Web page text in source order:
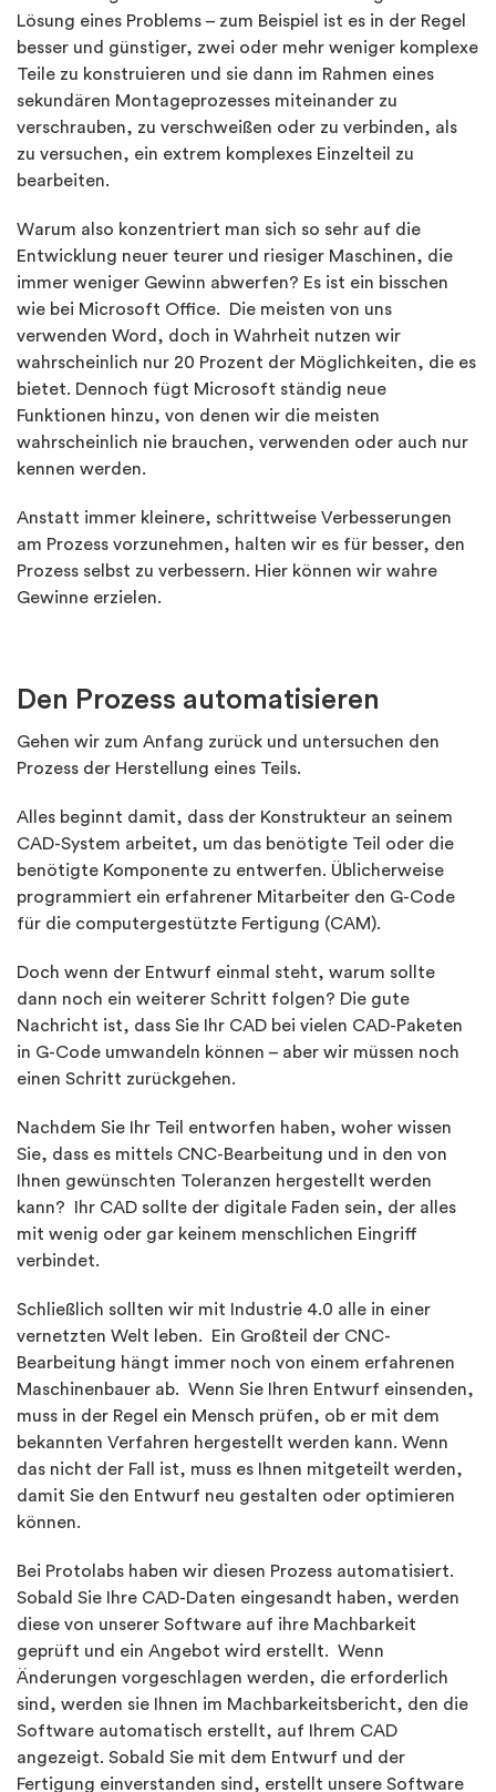
Lösung eines Problems – zum Beispiel ist es in der Regel
besser und günstiger, zwei oder mehr weniger komplexe
Teile zu konstruieren und sie dann im Rahmen eines
sekundären Montageprozesses miteinander zu
verschrauben, zu verschweißen oder zu verbinden, als
zu versuchen, ein extrem komplexes Einzelteil zu
bearbeiten.
Warum also konzentriert man sich so sehr auf die
Entwicklung neuer teurer und riesiger Maschinen, die
immer weniger Gewinn abwerfen? Es ist ein bisschen
wie bei Microsoft Office. Die meisten von uns
verwenden Word, doch in Wahrheit nutzen wir
wahrscheinlich nur 20 Prozent der Möglichkeiten, die es
bietet. Dennoch fügt Microsoft ständig neue
Funktionen hinzu, von denen wir die meisten
wahrscheinlich nie brauchen, verwenden oder auch nur
kennen werden.
Anstatt immer kleinere, schrittweise Verbesserungen
am Prozess vorzunehmen, halten wir es für besser, den
Prozess selbst zu verbessern. Hier können wir wahre
Gewinne erzielen.
Den Prozess automatisieren
Gehen wir zum Anfang zurück und untersuchen den
Prozess der Herstellung eines Teils.
Alles beginnt damit, dass der Konstrukteur an seinem
CAD-System arbeitet, um das benötigte Teil oder die
benötigte Komponente zu entwerfen. Üblicherweise
programmiert ein erfahrener Mitarbeiter den G-Code
für die computergestützte Fertigung (CAM).
Doch wenn der Entwurf einmal steht, warum sollte
dann noch ein weiterer Schritt folgen? Die gute
Nachricht ist, dass Sie Ihr CAD bei vielen CAD-Paketen
in G-Code umwandeln können – aber wir müssen noch
einen Schritt zurückgehen.
Nachdem Sie Ihr Teil entworfen haben, woher wissen
Sie, dass es mittels CNC-Bearbeitung und in den von
Ihnen gewünschten Toleranzen hergestellt werden
kann? Ihr CAD sollte der digitale Faden sein, der alles
mit wenig oder gar keinem menschlichen Eingriff
verbindet.
Schließlich sollten wir mit Industrie 4.0 alle in einer
vernetzten Welt leben. Ein Großteil der CNC-
Bearbeitung hängt immer noch von einem erfahrenen
Maschinenbauer ab. Wenn Sie Ihren Entwurf einsenden,
muss in der Regel ein Mensch prüfen, ob er mit dem
bekannten Verfahren hergestellt werden kann. Wenn
das nicht der Fall ist, muss es Ihnen mitgeteilt werden,
damit Sie den Entwurf neu gestalten oder optimieren
können.
Bei Protolabs haben wir diesen Prozess automatisiert.
Sobald Sie Ihre CAD-Daten eingesandt haben, werden
diese von unserer Software auf ihre Machbarkeit
geprüft und ein Angebot wird erstellt. Wenn
Änderungen vorgeschlagen werden, die erforderlich
sind, werden sie Ihnen im Machbarkeitsbericht, den die
Software automatisch erstellt, auf Ihrem CAD
angezeigt. Sobald Sie mit dem Entwurf und der
Fertigung einverstanden sind, erstellt unsere Software